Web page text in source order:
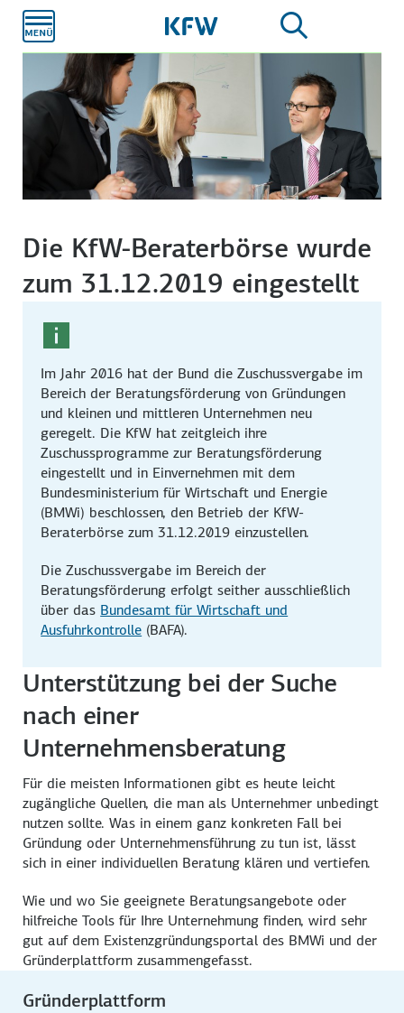
Hauptinhalt
Die KfW-Beraterbörse wurde
zum 31.12.2019 eingestellt
Im Jahr 2016 hat der Bund die Zuschussvergabe im
Bereich der Beratungsförderung von Gründungen
und kleinen und mittleren Unternehmen neu
geregelt. Die KfW hat zeitgleich ihre
Zuschussprogramme zur Beratungsförderung
eingestellt und in Einvernehmen mit dem
Bundesministerium für Wirtschaft und Energie
(BMWi) beschlossen, den Betrieb der KfW-
Beraterbörse zum 31.12.2019 einzustellen.
Die Zuschussvergabe im Bereich der
Beratungsförderung erfolgt seither ausschließlich
über das Bundesamt für Wirtschaft und
Ausfuhrkontrolle (BAFA).
Unterstützung bei der Suche
nach einer
Unternehmensberatung
Für die meisten Informationen gibt es heute leicht
zugängliche Quellen, die man als Unternehmer unbedingt
nutzen sollte. Was in einem ganz konkreten Fall bei
Gründung oder Unternehmensführung zu tun ist, lässt
sich in einer individuellen Beratung klären und vertiefen.
Wie und wo Sie geeignete Beratungsangebote oder
hilfreiche Tools für Ihre Unternehmung finden, wird sehr
gut auf dem Existenzgründungsportal des BMWi und der
Gründerplattform zusammengefasst.
Gründerplattform